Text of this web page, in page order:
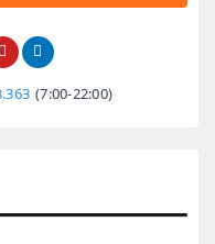
(7:00-22:00)